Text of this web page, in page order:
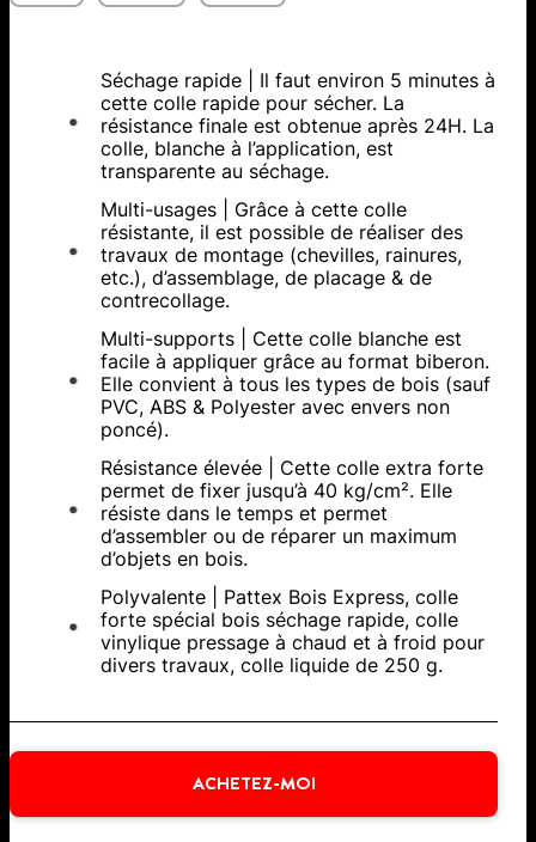
Séchage rapide | Il faut environ 5 minutes à
cette colle rapide pour sécher. La
résistance finale est obtenue après 24H. La
colle, blanche à l’application, est
transparente au séchage.
Multi-usages | Grâce à cette colle
résistante, il est possible de réaliser des
travaux de montage (chevilles, rainures,
etc.), d’assemblage, de placage & de
contrecollage.
Multi-supports | Cette colle blanche est
facile à appliquer grâce au format biberon.
Elle convient à tous les types de bois (sauf
PVC, ABS & Polyester avec envers non
poncé).
Résistance élevée | Cette colle extra forte
permet de fixer jusqu’à 40 kg/cm². Elle
résiste dans le temps et permet
d’assembler ou de réparer un maximum
d’objets en bois.
Polyvalente | Pattex Bois Express, colle
forte spécial bois séchage rapide, colle
vinylique pressage à chaud et à froid pour
divers travaux, colle liquide de 250 g.
ACHETEZ-MOI